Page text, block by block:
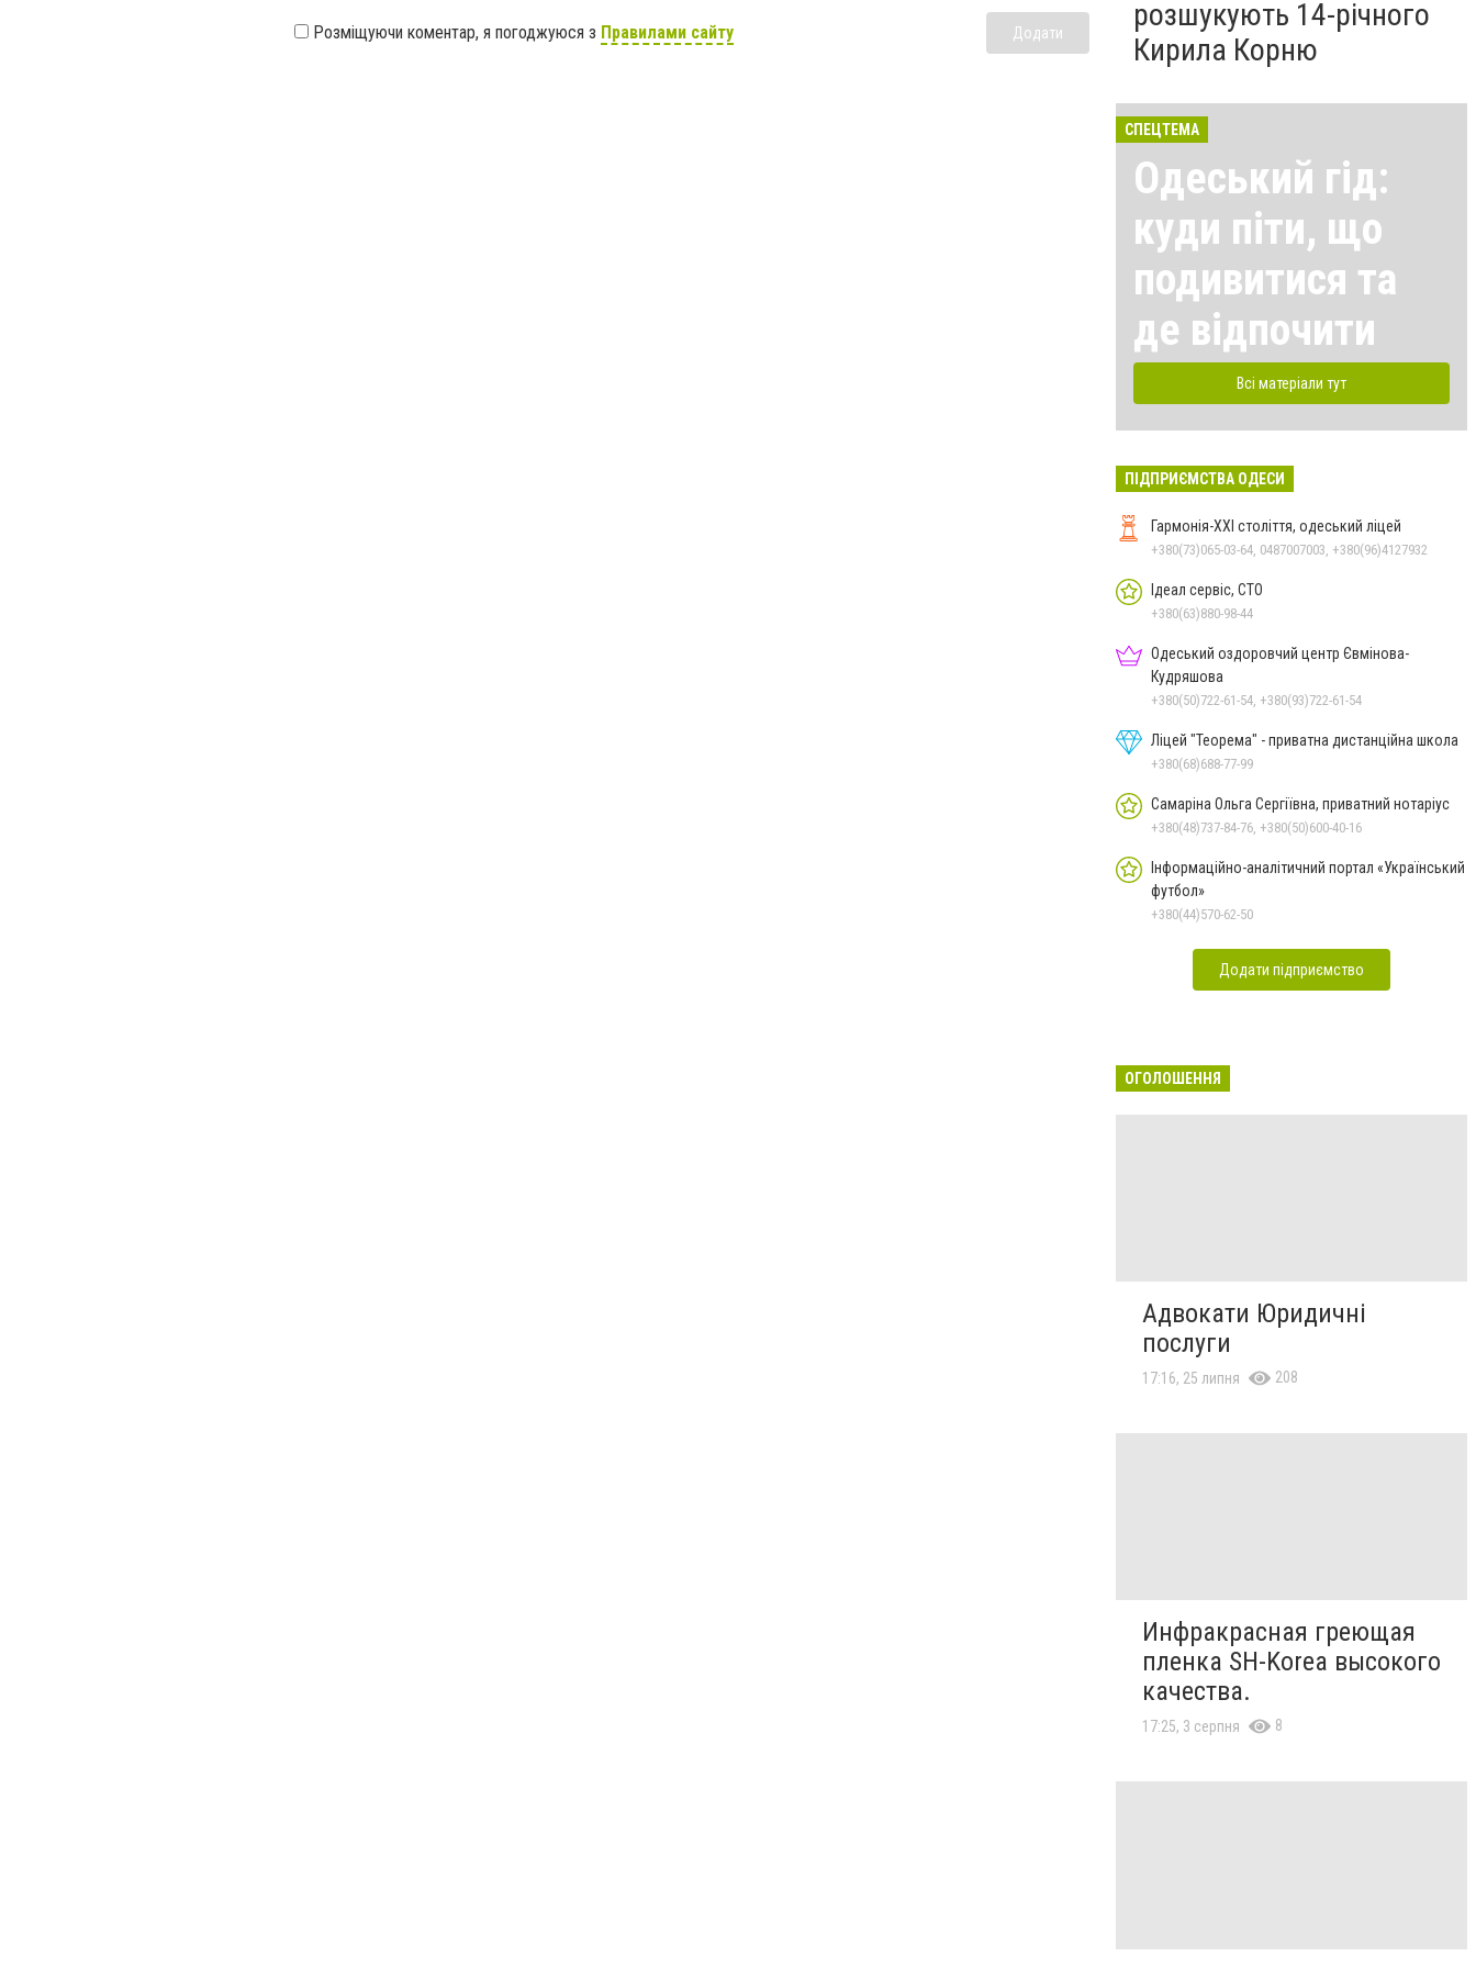
Розміщуючи коментар, я погоджуюся з Правилами сайту Додати
розшукують 14-річного
Кирила Корню
СПЕЦТЕМА
Одеський гід:
куди піти, що
подивитися та
де відпочити
Всі матеріали тут
ПІДПРИЄМСТВА ОДЕСИ
Гармонія-XXI століття, одеський ліцей
+380(73)065-03-64, 0487007003, +380(96)4127932
Ідеал сервіс, СТО
+380(63)880-98-44
Одеський оздоровчий центр Євмінова-
Кудряшова
+380(50)722-61-54, +380(93)722-61-54
Ліцей "Теорема" - приватна дистанційна школа
+380(68)688-77-99
Самаріна Ольга Сергіївна, приватний нотаріус
+380(48)737-84-76, +380(50)600-40-16
Інформаційно-аналітичний портал «Український
футбол»
+380(44)570-62-50
Додати підприємство
ОГОЛОШЕННЯ
Адвокати Юридичні
послуги
17:16, 25 липня 208
Инфракрасная греющая
пленка SH-Korea высокого
качества.
17:25, 3 серпня 8